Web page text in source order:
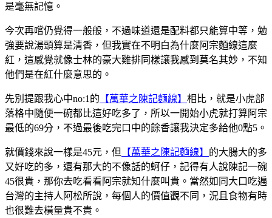
是毫無記憶。
今次再嚐仍覺得一般般，不過味道還是配料都只能算中等，勉
強要說湯頭算是清香，但我實在不明白為什麼阿宗麵線這麼
紅，這感覺就像士林的豪大雞排同樣讓我感到莫名其妙，不知
他們是在紅什麼意思的。
先別提跟我心中no:1的 【萬華之陳記麵線】 相比，就是小虎部
落格中隨便一碗都比這好吃多了，所以一開始小虎就打算阿宗
最低的69分，不過最後吃完口中的餘香讓我決定多給他0點5。
就價錢來說一樣是45元，但 【萬華之陳記麵線】 的大腸大的多
又好吃的多，還有那大的不像話的蚵仔，記得有人說陳記一碗
45很貴，那你去吃看看阿宗就知什麼叫貴。當然如同大口吃遍
台灣的主持人阿松所說，每個人的價值觀不同，況且食物有時
也很難去橫量貴不貴。